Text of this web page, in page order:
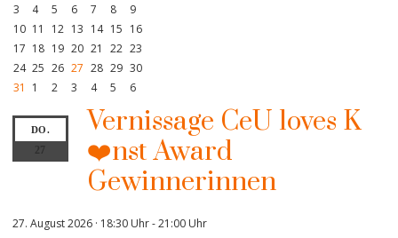
3
4 5 6 7 8
9
10 11 12 13 14 15 16
17 18 19 20 21 22 23
24 25 26 27 28 29 30
31
1 2 3 4 5 6
DO.
27
Vernissage CeU loves K
❤️nst Award
Gewinnerinnen
27. August 2026 · 18:30 Uhr-21:00 Uhr